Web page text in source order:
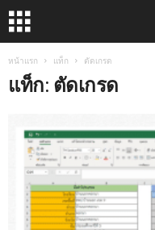
หน้าแรก แท็ก ตัดเกรด
แท็ก: ตัดเกรด